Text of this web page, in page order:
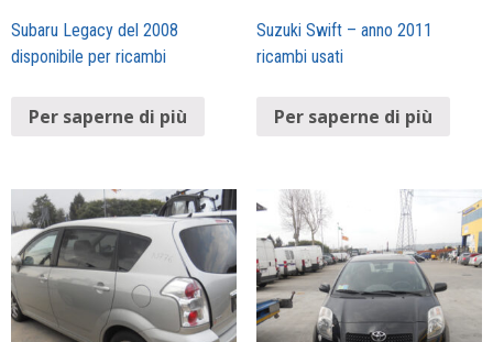
Subaru Legacy del 2008
disponibile per ricambi
Per saperne di più
Suzuki Swift – anno 2011
ricambi usati
Per saperne di più